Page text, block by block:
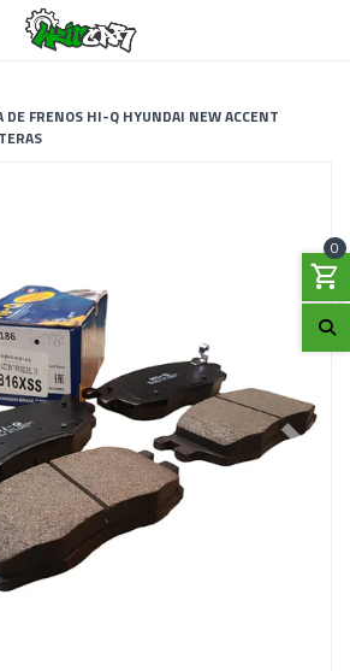
0
FRENOS HI-Q HYUNDAI NEW ACCENT